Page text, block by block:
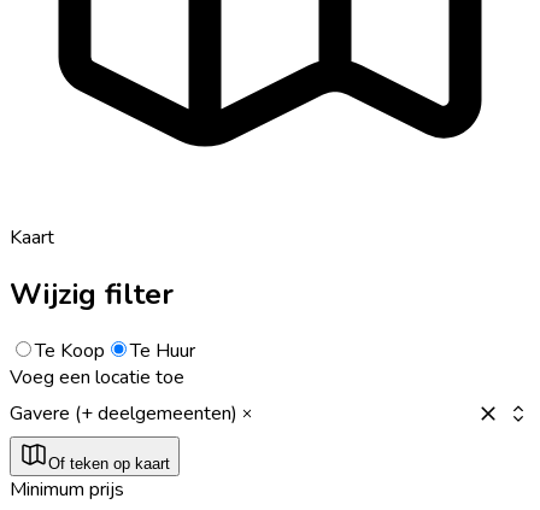
Kaart
Wijzig filter
Te Koop
Te Huur
Voeg een locatie toe
Gavere (+ deelgemeenten)
Of teken op kaart
Minimum prijs